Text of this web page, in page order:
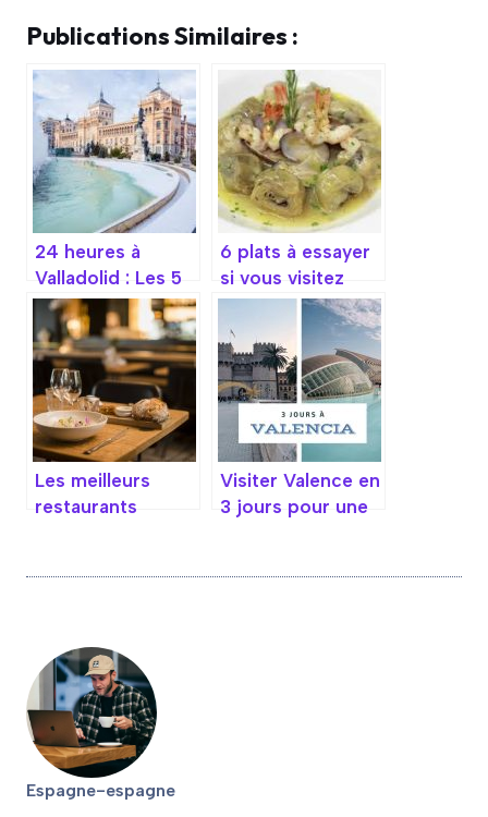
Publications Similaires :
24 heures à
Valladolid : Les 5
incontournables
6 plats à essayer
si vous visitez
Cordoue
Les meilleurs
restaurants
Visiter Valence en
3 jours pour une
Espagne-espagne